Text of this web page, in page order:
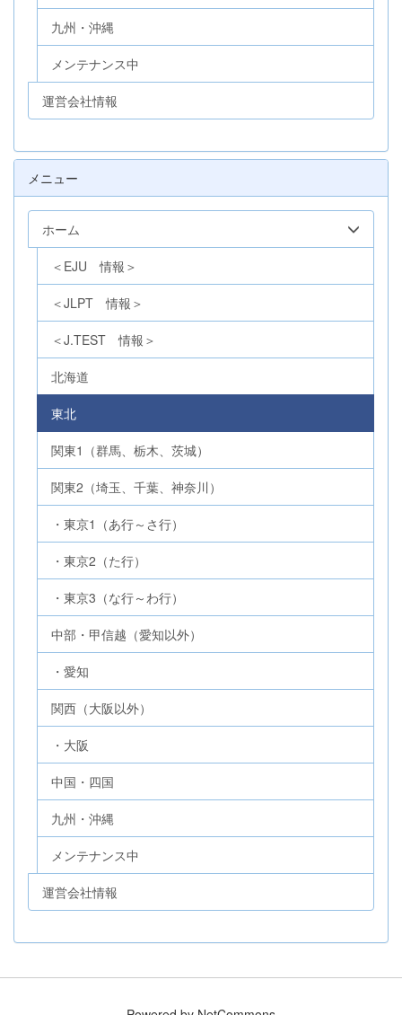
九州・沖縄
メンテナンス中
運営会社情報
メニュー
ホーム
＜EJU 情報＞
＜JLPT 情報＞
＜J.TEST 情報＞
北海道
東北
関東1（群馬、栃木、茨城）
関東2（埼玉、千葉、神奈川）
・東京1（あ行～さ行）
・東京2（た行）
・東京3（な行～わ行）
中部・甲信越（愛知以外）
・愛知
関西（大阪以外）
・大阪
中国・四国
九州・沖縄
メンテナンス中
運営会社情報